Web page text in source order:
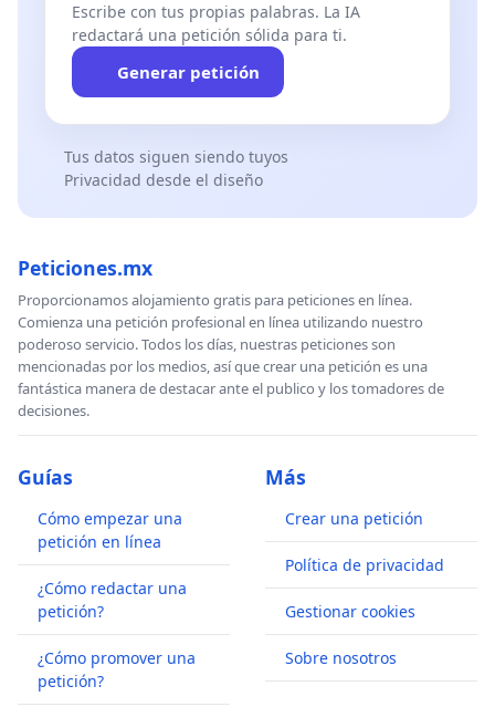
Escribe con tus propias palabras. La IA
redactará una petición sólida para ti.
Generar petición
Tus datos siguen siendo tuyos
Privacidad desde el diseño
Peticiones.mx
Proporcionamos alojamiento gratis para peticiones en línea.
Comienza una petición profesional en línea utilizando nuestro
poderoso servicio. Todos los días, nuestras peticiones son
mencionadas por los medios, así que crear una petición es una
fantástica manera de destacar ante el publico y los tomadores de
decisiones.
Guías
Cómo empezar una
petición en línea
¿Cómo redactar una
petición?
¿Cómo promover una
petición?
Más
Crear una petición
Política de privacidad
Gestionar cookies
Sobre nosotros